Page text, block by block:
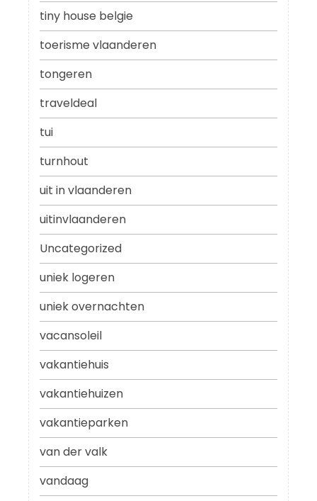
tiny house belgie
toerisme vlaanderen
tongeren
traveldeal
tui
turnhout
uit in vlaanderen
uitinvlaanderen
Uncategorized
uniek logeren
uniek overnachten
vacansoleil
vakantiehuis
vakantiehuizen
vakantieparken
van der valk
vandaag